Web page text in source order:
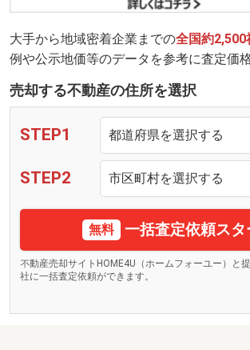
大手から地域密着企業までの全国約2,500
例や公示地価等のデータを参考に査定価
売却する不動産の住所を選択
STEP1
STEP2
無料 一括査定依頼スタ
不動産売却サイトHOME4U（ホームフォーユー）と
社に一括査定依頼ができます。